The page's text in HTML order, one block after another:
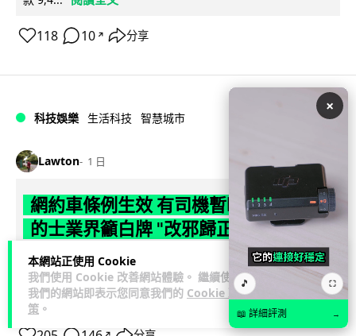
本網站正使用 Cookie
我們使用 Cookie 改善網站體驗。 繼續使用
我們的網站即表示您同意我們的 Cookie 政
策 。
118 10 ↗ 分享
科技娛樂 生活科技 智慧城市
Lawton 1 日
網約車條例生效 有司機暫時停工避風頭
的士業界籲白牌 "改邪歸正"
規管網約車法例大部分條文已於 8 月 3 日生效，的士業界就期
望白牌車司機，能夠「改邪歸正」回流駕駛的士。新例大幅提
高罰則，首次定罪最高罰款... 閱讀全文
×
🎵 ⛶
📖 詳細評測 →